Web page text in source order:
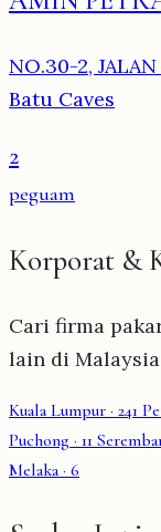
NO.30-2,
Batu Caves
2
peguam
Korporat &
Cari firma
lain di
Kuala Lumpur · 241
Puchong · 11
Melaka· 6